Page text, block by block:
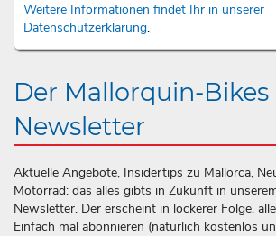
Weitere Informationen findet Ihr in unserer
Datenschutzerklärung.
Der Mallorquin-Bikes
Newsletter
Aktuelle Angebote, Insidertips zu Mallorca,
Motorrad: das alles gibts in Zukunft in
Newsletter. Der erscheint in lockerer Folge,
Einfach mal abonnieren (natürlich kostenlos